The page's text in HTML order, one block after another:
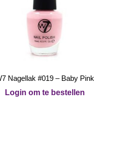
Nagellak #019 – Baby Pink
Login om te bestellen